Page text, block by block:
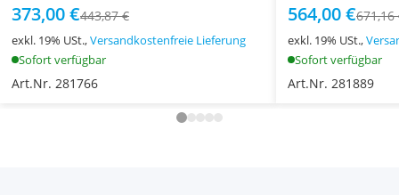
373,00 €443,87 €
exkl. 19% USt.,Versandkostenfreie Lieferung
Sofort verfügbar
Art.Nr. 281766
564,00 €671,16
exkl. 19% USt.,
Sofort verfügbar
Art.Nr. 281889